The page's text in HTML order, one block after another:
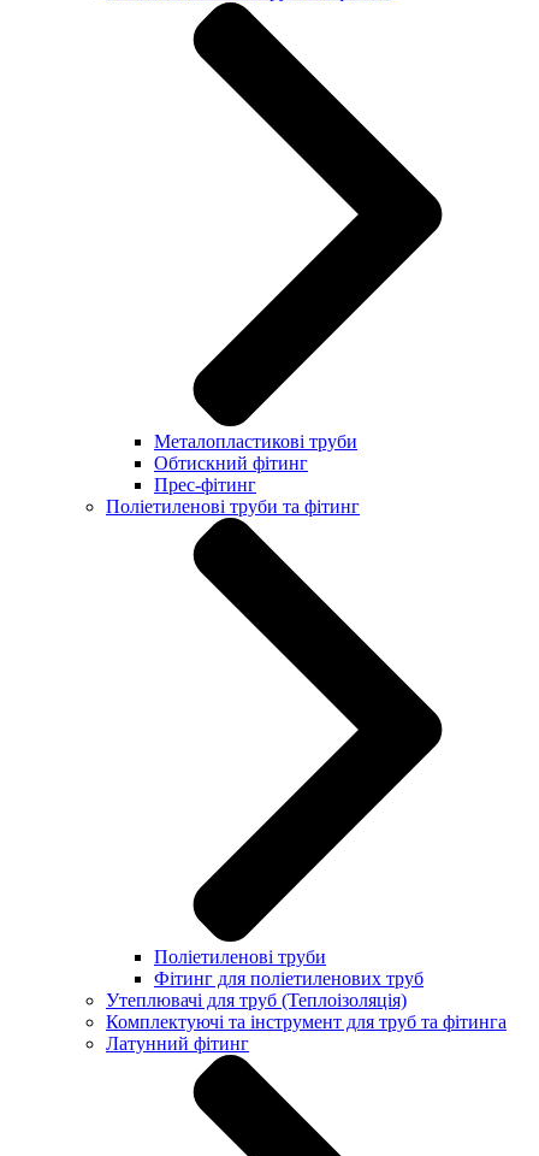
Металопластикові труби
Обтискний фітинг
Прес-фітинг
Поліетиленові труби та фітинг
Поліетиленові труби
Фітинг для поліетиленових труб
Утеплювачі для труб (Теплоізоляція)
Комплектуючі та інструмент для труб та фітинга
Латунний фітинг